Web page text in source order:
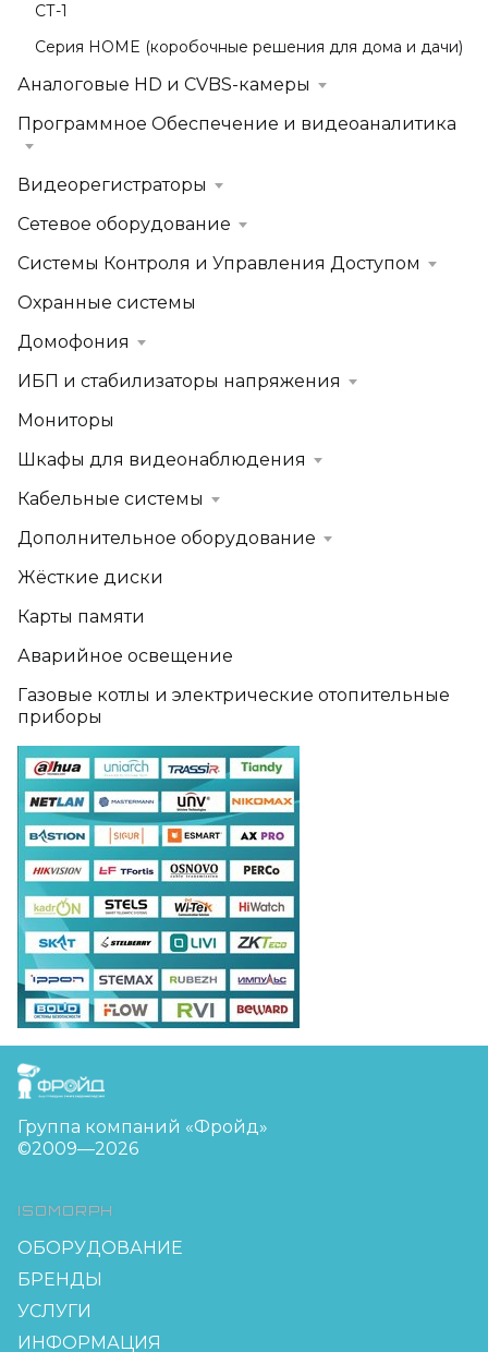
СТ-1
Серия HOME (коробочные решения для дома и дачи)
Аналоговые HD и CVBS-камеры
Программное Обеспечение и видеоаналитика
Видеорегистраторы
Сетевое оборудование
Системы Контроля и Управления Доступом
Охранные системы
Домофония
ИБП и стабилизаторы напряжения
Мониторы
Шкафы для видеонаблюдения
Кабельные системы
Дополнительное оборудование
Жёсткие диски
Карты памяти
Аварийное освещение
Газовые котлы и электрические отопительные
приборы
FreudGroup
Группа компаний «Фройд»
©2009—2026
ISOMORPH
ОБОРУДОВАНИЕ
БРЕНДЫ
УСЛУГИ
ИНФОРМАЦИЯ